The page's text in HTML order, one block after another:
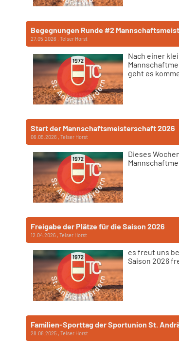
Begegnungen Runde #2
27.05.2026 , Telser Horst
Nach einer
geht es
Start der Mannschaftsmeisterschaft 2026
06.05.2026 , Telser Horst
Dieses
Freigabe der Plätze für die Saison 2026
12.04.2026 , Telser Horst
es freut uns
Saison 2026
Familien-Sporttag der Sportunion St.
28.08.2025 , Telser Horst